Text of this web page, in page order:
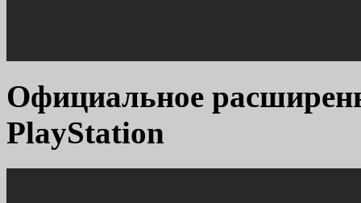
Официальное
PlayStation